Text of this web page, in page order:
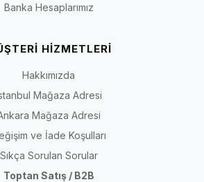
Banka Hesaplarımız
HİZMETLERİ
Hakkımızda
Mağaza Adresi
Mağaza Adresi
ve İade Koşulları
Sıkça Sorulan Sorular
Toptan Satış / B2B